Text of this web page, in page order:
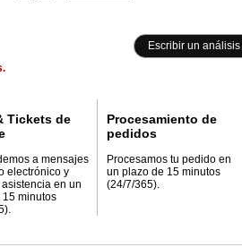
Escribir un análisis
Tickets de
a mensajes
electrónico y
en un
minutos
Procesamiento de
pedidos
Procesamos tu pedido en
un plazo de 15 minutos
(24/7/365).